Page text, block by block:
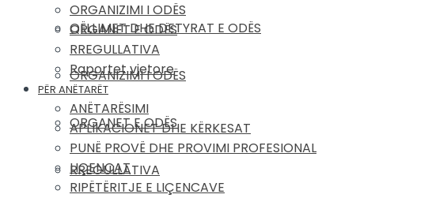
QËLLIMET DHE DETYRAT E ODËS
ORGANIZIMI I ODËS
ORGANET E ODËS
RREGULLATIVA
ORGANIZIMI I ODËS
ORGANET E ODËS
RREGULLATIVA
Raportet vjetore
PËR ANËTARËT
ANËTARËSIMI
APLIKACIONET DHE KËRKESAT
PUNË PROVË DHE PROVIMI PROFESIONAL
LIÇENCAT
RIPËTËRITJE E LIÇENCAVE